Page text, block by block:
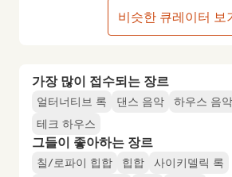
가장 많이 접수되는 장르
얼터너티브 록 댄스 음악 하우스 음악
테크 하우스
그들이 좋아하는 장르
칠/로파이 힙합 힙합
사이키델릭 록
비슷한 큐레이터 보